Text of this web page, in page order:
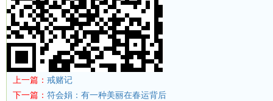
上一篇： 戒赌记
下一篇： 符会娟：有一种美丽在春运背后